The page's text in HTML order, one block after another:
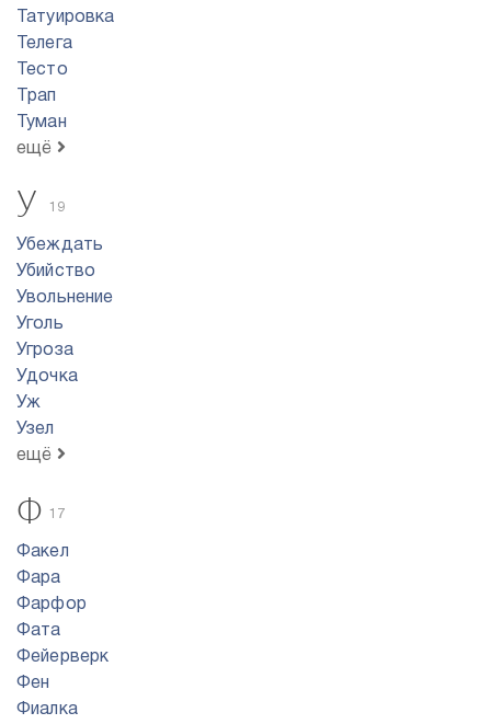
Татуировка
Телега
Тесто
Трап
Туман
ещё
У 19
Убеждать
Убийство
Увольнение
Уголь
Угроза
Удочка
Уж
Узел
ещё
Ф 17
Факел
Фара
Фарфор
Фата
Фейерверк
Фен
Фиалка